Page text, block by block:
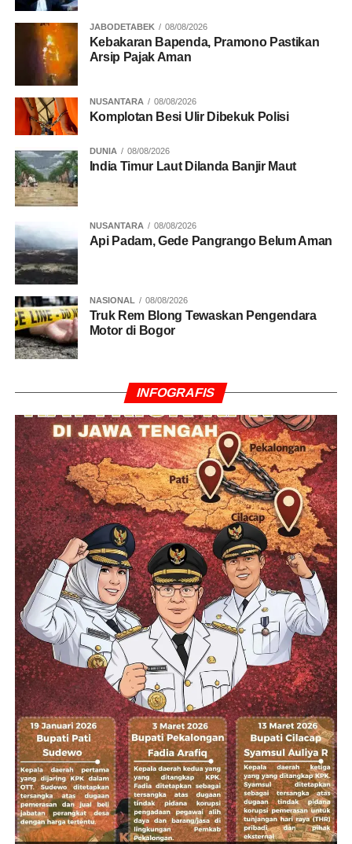
KEBIJAKAN
PAPUA
PAPUA TENGAH SPBU
UP NEXT
Hingga Kini Perahu Hilang Kontak di Perairan
Atuka Belum Ditemukan
DON'T MISS
Empat Nelayan Hilang di Perairan Atuka, SAR
Timika Lakukan Pencarian Intensif
JABODETABEK 08/08/2026
Kebakaran Bapenda, Pramono Pastikan
Arsip Pajak Aman
NUSANTARA 08/08/2026
Komplotan Besi Ulir Dibekuk Polisi
DUNIA 08/08/2026
India Timur Laut Dilanda Banjir Maut
NUSANTARA 08/08/2026
Api Padam, Gede Pangrango Belum Aman
NASIONAL 08/08/2026
Truk Rem Blong Tewaskan Pengendara
Motor di Bogor
INFOGRAFIS